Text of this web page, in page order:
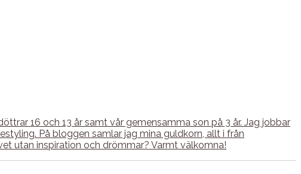
16 och 13 år samt vår gemensamma son på 3 år. Jag jobbar
På bloggen samlar jag mina guldkorn, allt i från
utan inspiration och drömmar? Varmt välkomna!